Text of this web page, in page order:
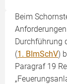
Beim
Durchführung
(1. BImSchV)
Paragraf 19